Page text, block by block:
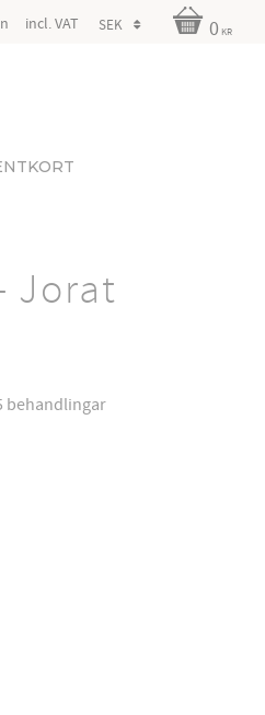
incl. VAT 0 KR
Jorat
behandlingar